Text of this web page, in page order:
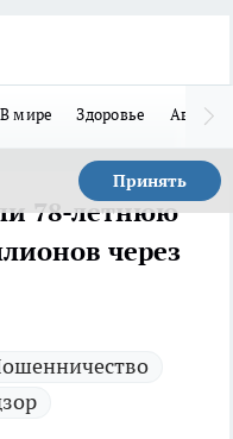
В мире Здоровье Авто
Принять
78-летнюю
через